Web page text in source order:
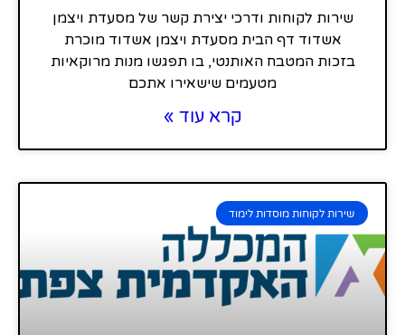
שירות לקוחות ודרכי יצירת קשר של מסעדת ויצמן
אשדוד דף הבית מסעדת ויצמן אשדוד מוכרת
בזכות המטבח האותנטי, בו תפגשו מנות מרוקאיות
מטעמים שישאירו אתכם
קרא עוד »
שירות לקוחות מוסדות לימוד